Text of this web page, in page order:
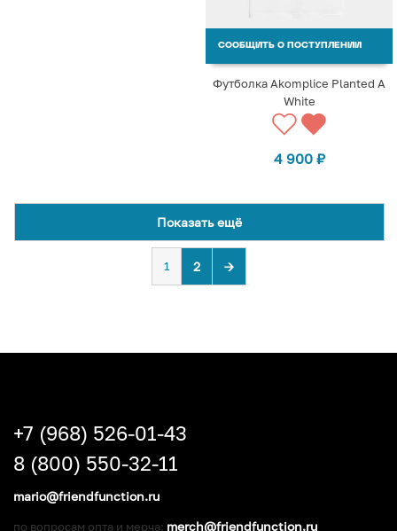
СООБЩИТЬ О ПОСТУПЛЕНИИ
Футболка Akomplice Planted A
White
4 900 ₽
Показать ещё
1 2 →
+7 (968) 526-01-43
8 (800) 550-32-11
mario@friendfunction.ru
по вопросам опта и мерча: merch@friendfunction.ru